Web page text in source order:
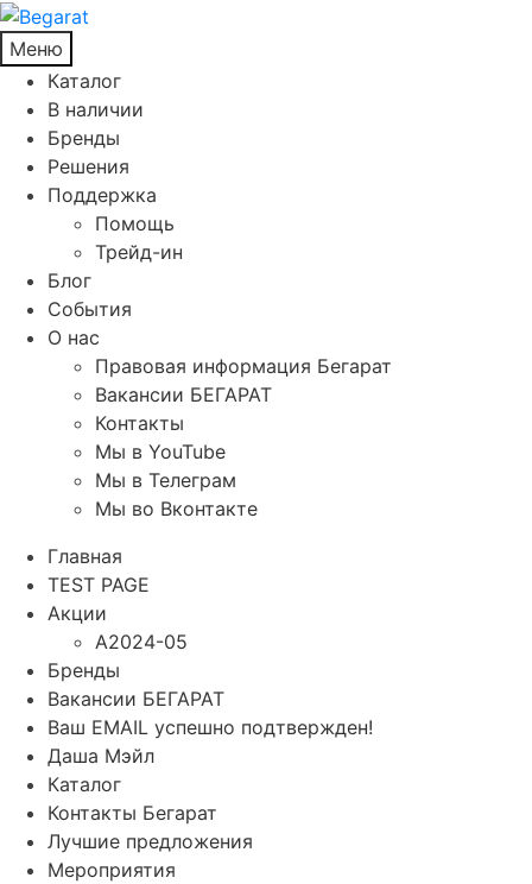
Меню
Каталог
В наличии
Бренды
Решения
Поддержка
Помощь
Трейд-ин
Блог
События
О нас
Правовая информация Бегарат
Вакансии БЕГАРАТ
Контакты
Мы в YouTube
Мы в Телеграм
Мы во Вконтакте
Главная
TEST PAGE
Акции
A2024-05
Бренды
Вакансии БЕГАРАТ
Ваш EMAIL успешно подтвержден!
Даша Мэйл
Каталог
Контакты Бегарат
Лучшие предложения
Мероприятия